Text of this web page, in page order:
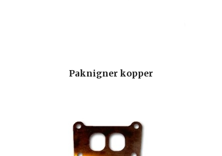
Paknigner kopper